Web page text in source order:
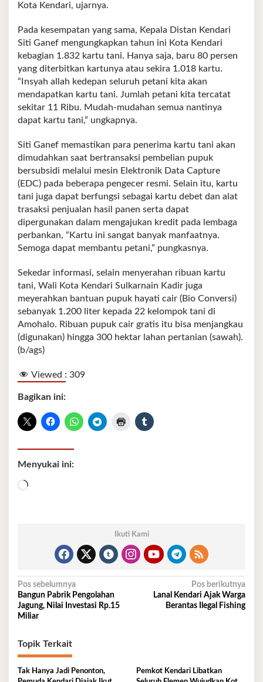
Kota Kendari, ujarnya.
Pada kesempatan yang sama, Kepala Distan Kendari
Siti Ganef mengungkapkan tahun ini Kota Kendari
kebagian 1.832 kartu tani. Hanya saja, baru 80 persen
yang diterbitkan kartunya atau sekira 1.018 kartu.
“Insyah allah kedepan seluruh petani kita akan
mendapatkan kartu tani. Jumlah petani kita tercatat
sekitar 11 Ribu. Mudah-mudahan semua nantinya
dapat kartu tani,” ungkapnya.
Siti Ganef memastikan para penerima kartu tani akan
dimudahkan saat bertransaksi pembelian pupuk
bersubsidi melalui mesin Elektronik Data Capture
(EDC) pada beberapa pengecer resmi. Selain itu, kartu
tani juga dapat berfungsi sebagai kartu debet dan alat
trasaksi penjualan hasil panen serta dapat
dipergunakan dalam mengajukan kredit pada lembaga
perbankan, “Kartu ini sangat banyak manfaatnya.
Semoga dapat membantu petani,” pungkasnya.
Sekedar informasi, selain menyerahan ribuan kartu
tani, Wali Kota Kendari Sulkarnain Kadir juga
meyerahkan bantuan pupuk hayati cair (Bio Conversi)
sebanyak 1.200 liter kepada 22 kelompok tani di
Amohalo. Ribuan pupuk cair gratis itu bisa menjangkau
(digunakan) hingga 300 hektar lahan pertanian (sawah).
(b/ags)
Viewed : 309
Bagikan ini:
Menyukai ini:
Memuat...
Ikuti Kami
Navigasi
pos
Pos sebelumnya
Bangun Pabrik Pengolahan
Jagung, Nilai Investasi Rp.15
Miliar
Pos berikutnya
Lanal Kendari Ajak Warga
Berantas Ilegal Fishing
Topik Terkait
Tak Hanya Jadi Penonton,
Pemkot Kendari Libatkan